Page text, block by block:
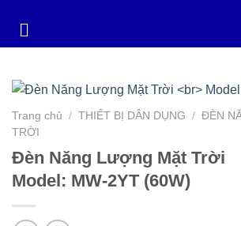
Trang chủ / THIẾT BỊ DÂN DỤNG / ĐÈN
TRỜI
Đèn Năng Lượng Mặt Trời
Model: MW-2YT (60W)